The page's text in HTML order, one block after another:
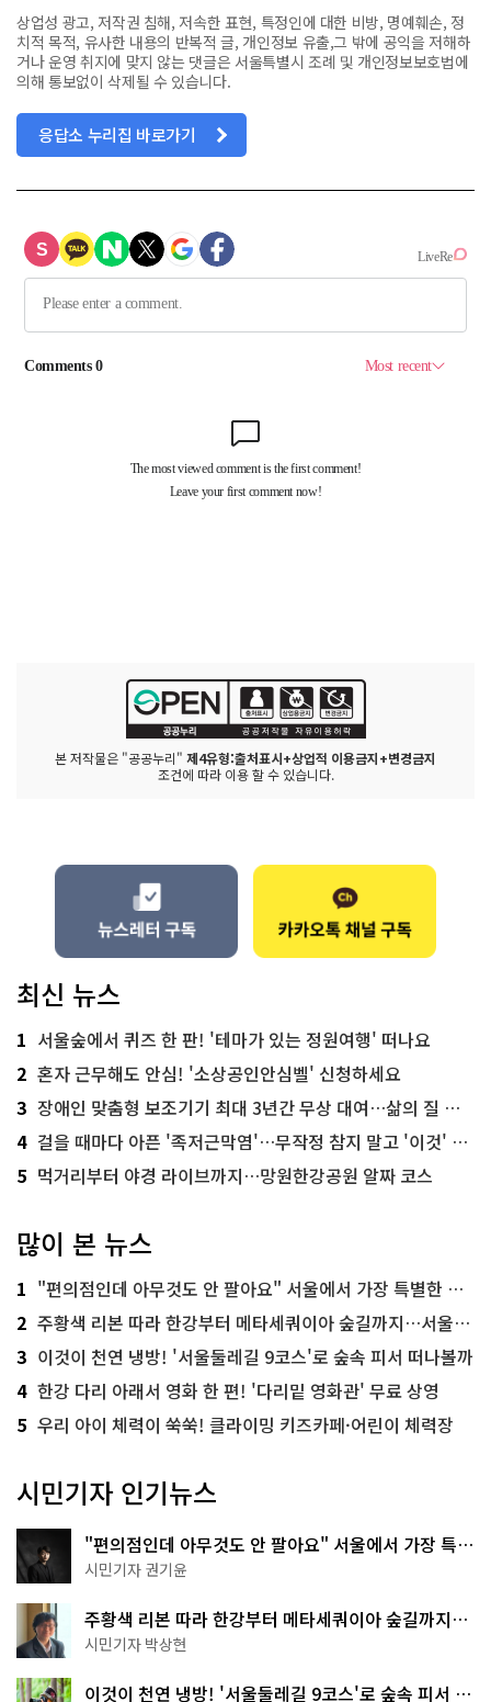
상업성 광고, 저작권 침해, 저속한 표현, 특정인에 대한 비방, 명예훼손, 정
치적 목적, 유사한 내용의 반복적 글, 개인정보 유출,그 밖에 공익을 저해하
거나 운영 취지에 맞지 않는 댓글은 서울특별시 조례 및 개인정보보호법에
의해 통보없이 삭제될 수 있습니다.
응답소 누리집 바로가기
본 저작물은 "공공누리" 제4유형:출처표시+상업적 이용금지+변경금지
조건에 따라 이용 할 수 있습니다.
최신 뉴스
1 서울숲에서 퀴즈 한 판! '테마가 있는 정원여행' 떠나요
2 혼자 근무해도 안심! '소상공인안심벨' 신청하세요
3 장애인 맞춤형 보조기기 최대 3년간 무상 대여…삶의 질 높인다
4 걸을 때마다 아픈 '족저근막염'…무작정 참지 말고 '이것' 해보세요!
5 먹거리부터 야경 라이브까지…망원한강공원 알짜 코스
많이 본 뉴스
1 "편의점인데 아무것도 안 팔아요" 서울에서 가장 특별한 편의점의 정체
2 주황색 리본 따라 한강부터 메타세쿼이아 숲길까지…서울둘레길 15코스
3 이것이 천연 냉방! '서울둘레길 9코스'로 숲속 피서 떠나볼까
4 한강 다리 아래서 영화 한 편! '다리밑 영화관' 무료 상영
5 우리 아이 체력이 쑥쑥! 클라이밍 키즈카페·어린이 체력장
시민기자 인기뉴스
"편의점인데 아무것도 안 팔아요" 서울에서 가장 특별
한 편의점의 정체
시민기자 권기윤
주황색 리본 따라 한강부터 메타세쿼이아 숲길까지…
서울둘레길 15코스
시민기자 박상현
이것이 천연 냉방! '서울둘레길 9코스'로 숲속 피서 떠